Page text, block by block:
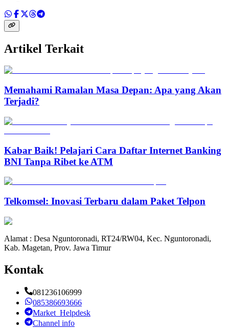
Artikel Terkait
Memahami Ramalan Masa Depan: Apa yang Akan
Terjadi?
Kabar Baik! Pelajari Cara Daftar Internet Banking
BNI Tanpa Ribet ke ATM
Telkomsel: Inovasi Terbaru dalam Paket Telpon
Alamat : Desa Nguntoronadi, RT24/RW04, Kec. Nguntoronadi,
Kab. Magetan, Prov. Jawa Timur
Kontak
081236106999
085386693666
Market_Helpdesk
Channel info